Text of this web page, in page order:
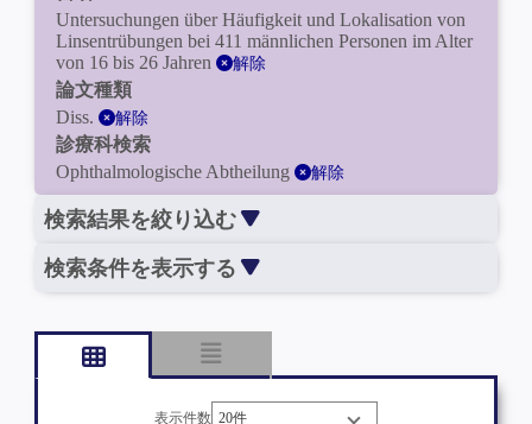
Untersuchungen über Häufigkeit und Lokalisation von
Linsentrübungen bei 411 männlichen Personen im Alter
von 16 bis 26 Jahren
解除
論文種類
Diss.
解除
診療科検索
Ophthalmologische Abtheilung
解除
検索結果を絞り込む
検索条件を表示する
表示件数